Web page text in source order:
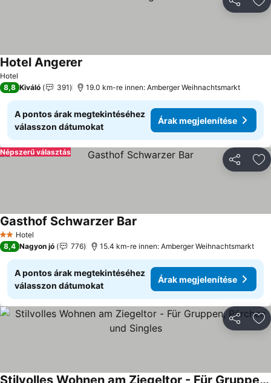
Hotel
Hotel Angerer
8,8 Kiváló 391 19.0 km-re innen: Amberger Weihnachtsmarkt
A pontos árak megtekintéséhez
válasszon dátumokat
Árak megjelenítése
Népszerű választás
2 Kategória
Hotel
Gasthof Schwarzer Bar
8,4 Nagyon jó 776 15.4 km-re innen: Amberger Weihnachtsmarkt
A pontos árak megtekintéséhez
válasszon dátumokat
Árak megjelenítése
Stilvolles Wohnen am Ziegeltor - Für Gruppen, Pärchen und Singles